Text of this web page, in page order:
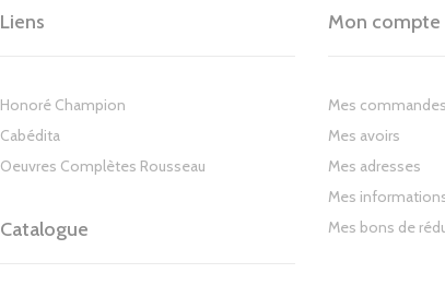
Liens
Honoré Champion
Cabédita
Oeuvres Complètes Rousseau
Catalogue
Mon compte
Mes commandes
Mes avoirs
Mes adresses
Mes
Mes bons de